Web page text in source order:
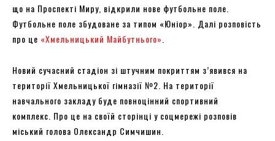
що на Проспекті Миру, відкрили нове футбольне поле.
Футбольне поле збудоване за типом «Юніор». Далі розповість
про це «Хмельницький Майбутнього»
Новий сучасний стадіон зі штучним покриттям з’явився на
території Хмельницької гімназії №2. На території
навчального закладу буде повноцінний спортивний
комплекс. Про це на своїй сторінці у соцмережі розповів
міський голова Олександр Симчишин.